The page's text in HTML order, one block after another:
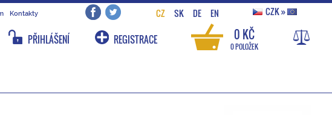
Kontakty CZ SK DE EN CZK»
PŘIHLÁŠENÍ REGISTRACE 0 KČ
0 POLOŽEK